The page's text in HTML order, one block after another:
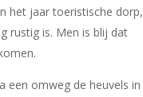
het jaar toeristische dorp,
rustig is. Men is blij dat
een omweg de heuvels in